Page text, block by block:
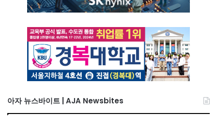
아자 뉴스바이트 | AJA Newsbites